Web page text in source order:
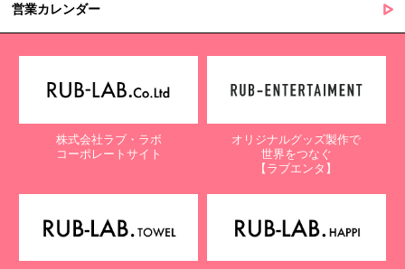
営業カレンダー
株式会社ラブ・ラボ
コーポレートサイト
オリジナルグッズ製作で
世界をつなぐ
【ラブエンタ】